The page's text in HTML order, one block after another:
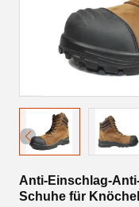
Anti-Einschlag-
Schuhe für Knöchel